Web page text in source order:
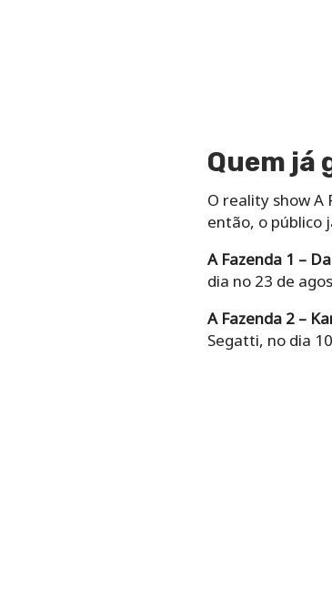
Quem já
O reality show A
então, o público
A Fazenda 1 –
dia no 23 de
A Fazenda 2 –
Segatti, no dia